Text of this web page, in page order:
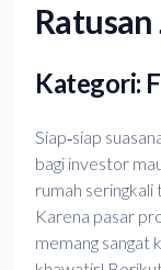
Ratusan
Kategori:
Siap‑siap
bagi investor
rumah seringkali
Karena pasar
memang sangat